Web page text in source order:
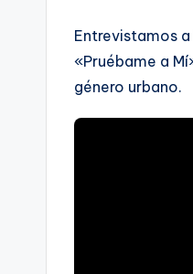
Entrevistamos
«Pruébame a
género urbano.